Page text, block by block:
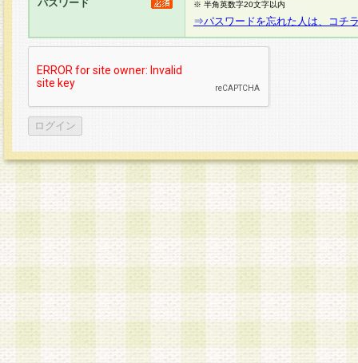
パスワード ※ 半角英数字20文字以内
⇒パスワードを忘れた人は、コチ